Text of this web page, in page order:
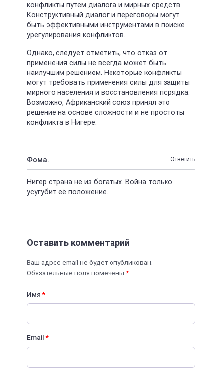
конфликты путем диалога и мирных средств.
Конструктивный диалог и переговоры могут
быть эффективными инструментами в поиске
урегулирования конфликтов.
Однако, следует отметить, что отказ от
применения силы не всегда может быть
наилучшим решением. Некоторые конфликты
могут требовать применения силы для защиты
мирного населения и восстановления порядка.
Возможно, Африканский союз принял это
решение на основе сложности и не простоты
конфликта в Нигере.
Фома. Ответить
Нигер страна не из богатых. Война только
усугубит её положение.
Оставить комментарий
Ваш адрес email не будет опубликован.
Обязательные поля помечены *
Имя*
Email*